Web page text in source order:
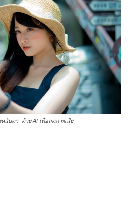
ลับตา" ด้วย AI เพื่อลดภาพเสีย